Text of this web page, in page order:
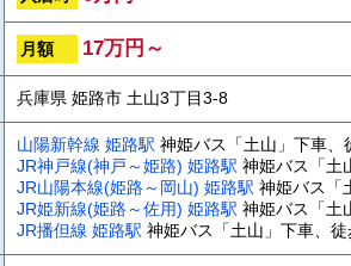
月額 17万円～
兵庫県 姫路市 土山3丁目3-8
山陽新幹線 姫路駅 神姫バス「土山」下車、
JR神戸線(神戸～姫路) 姫路駅 神姫バス「土
JR山陽本線(姫路～岡山) 姫路駅 神姫バス「
JR姫新線(姫路～佐用) 姫路駅 神姫バス「土
JR播但線 姫路駅 神姫バス「土山」下車、